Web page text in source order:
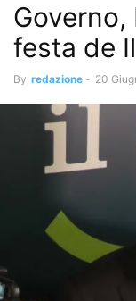
Governo,
festa de
By redazione - 20